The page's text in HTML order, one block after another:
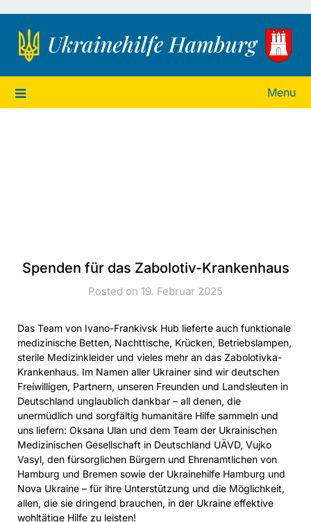
Ukrainehilfe Hamburg
Menu
Spenden für das Zabolotiv-Krankenhaus
Posted on 19. Februar 2025
Das Team von Ivano-Frankivsk Hub lieferte auch funktionale
medizinische Betten, Nachttische, Krücken, Betriebslampen,
sterile Medizinkleider und vieles mehr an das Zabolotivka-
Krankenhaus. Im Namen aller Ukrainer sind wir deutschen
Freiwilligen, Partnern, unseren Freunden und Landsleuten in
Deutschland unglaublich dankbar – all denen, die
unermüdlich und sorgfältig humanitäre Hilfe sammeln und
uns liefern: Oksana Ulan und dem Team der Ukrainischen
Medizinischen Gesellschaft in Deutschland UÄVD, Vujko
Vasyl, den fürsorglichen Bürgern und Ehrenamtlichen von
Hamburg und Bremen sowie der Ukrainehilfe Hamburg und
Nova Ukraine – für ihre Unterstützung und die Möglichkeit,
allen, die sie dringend brauchen, in der Ukraine effektive
wohltätige Hilfe zu leisten!